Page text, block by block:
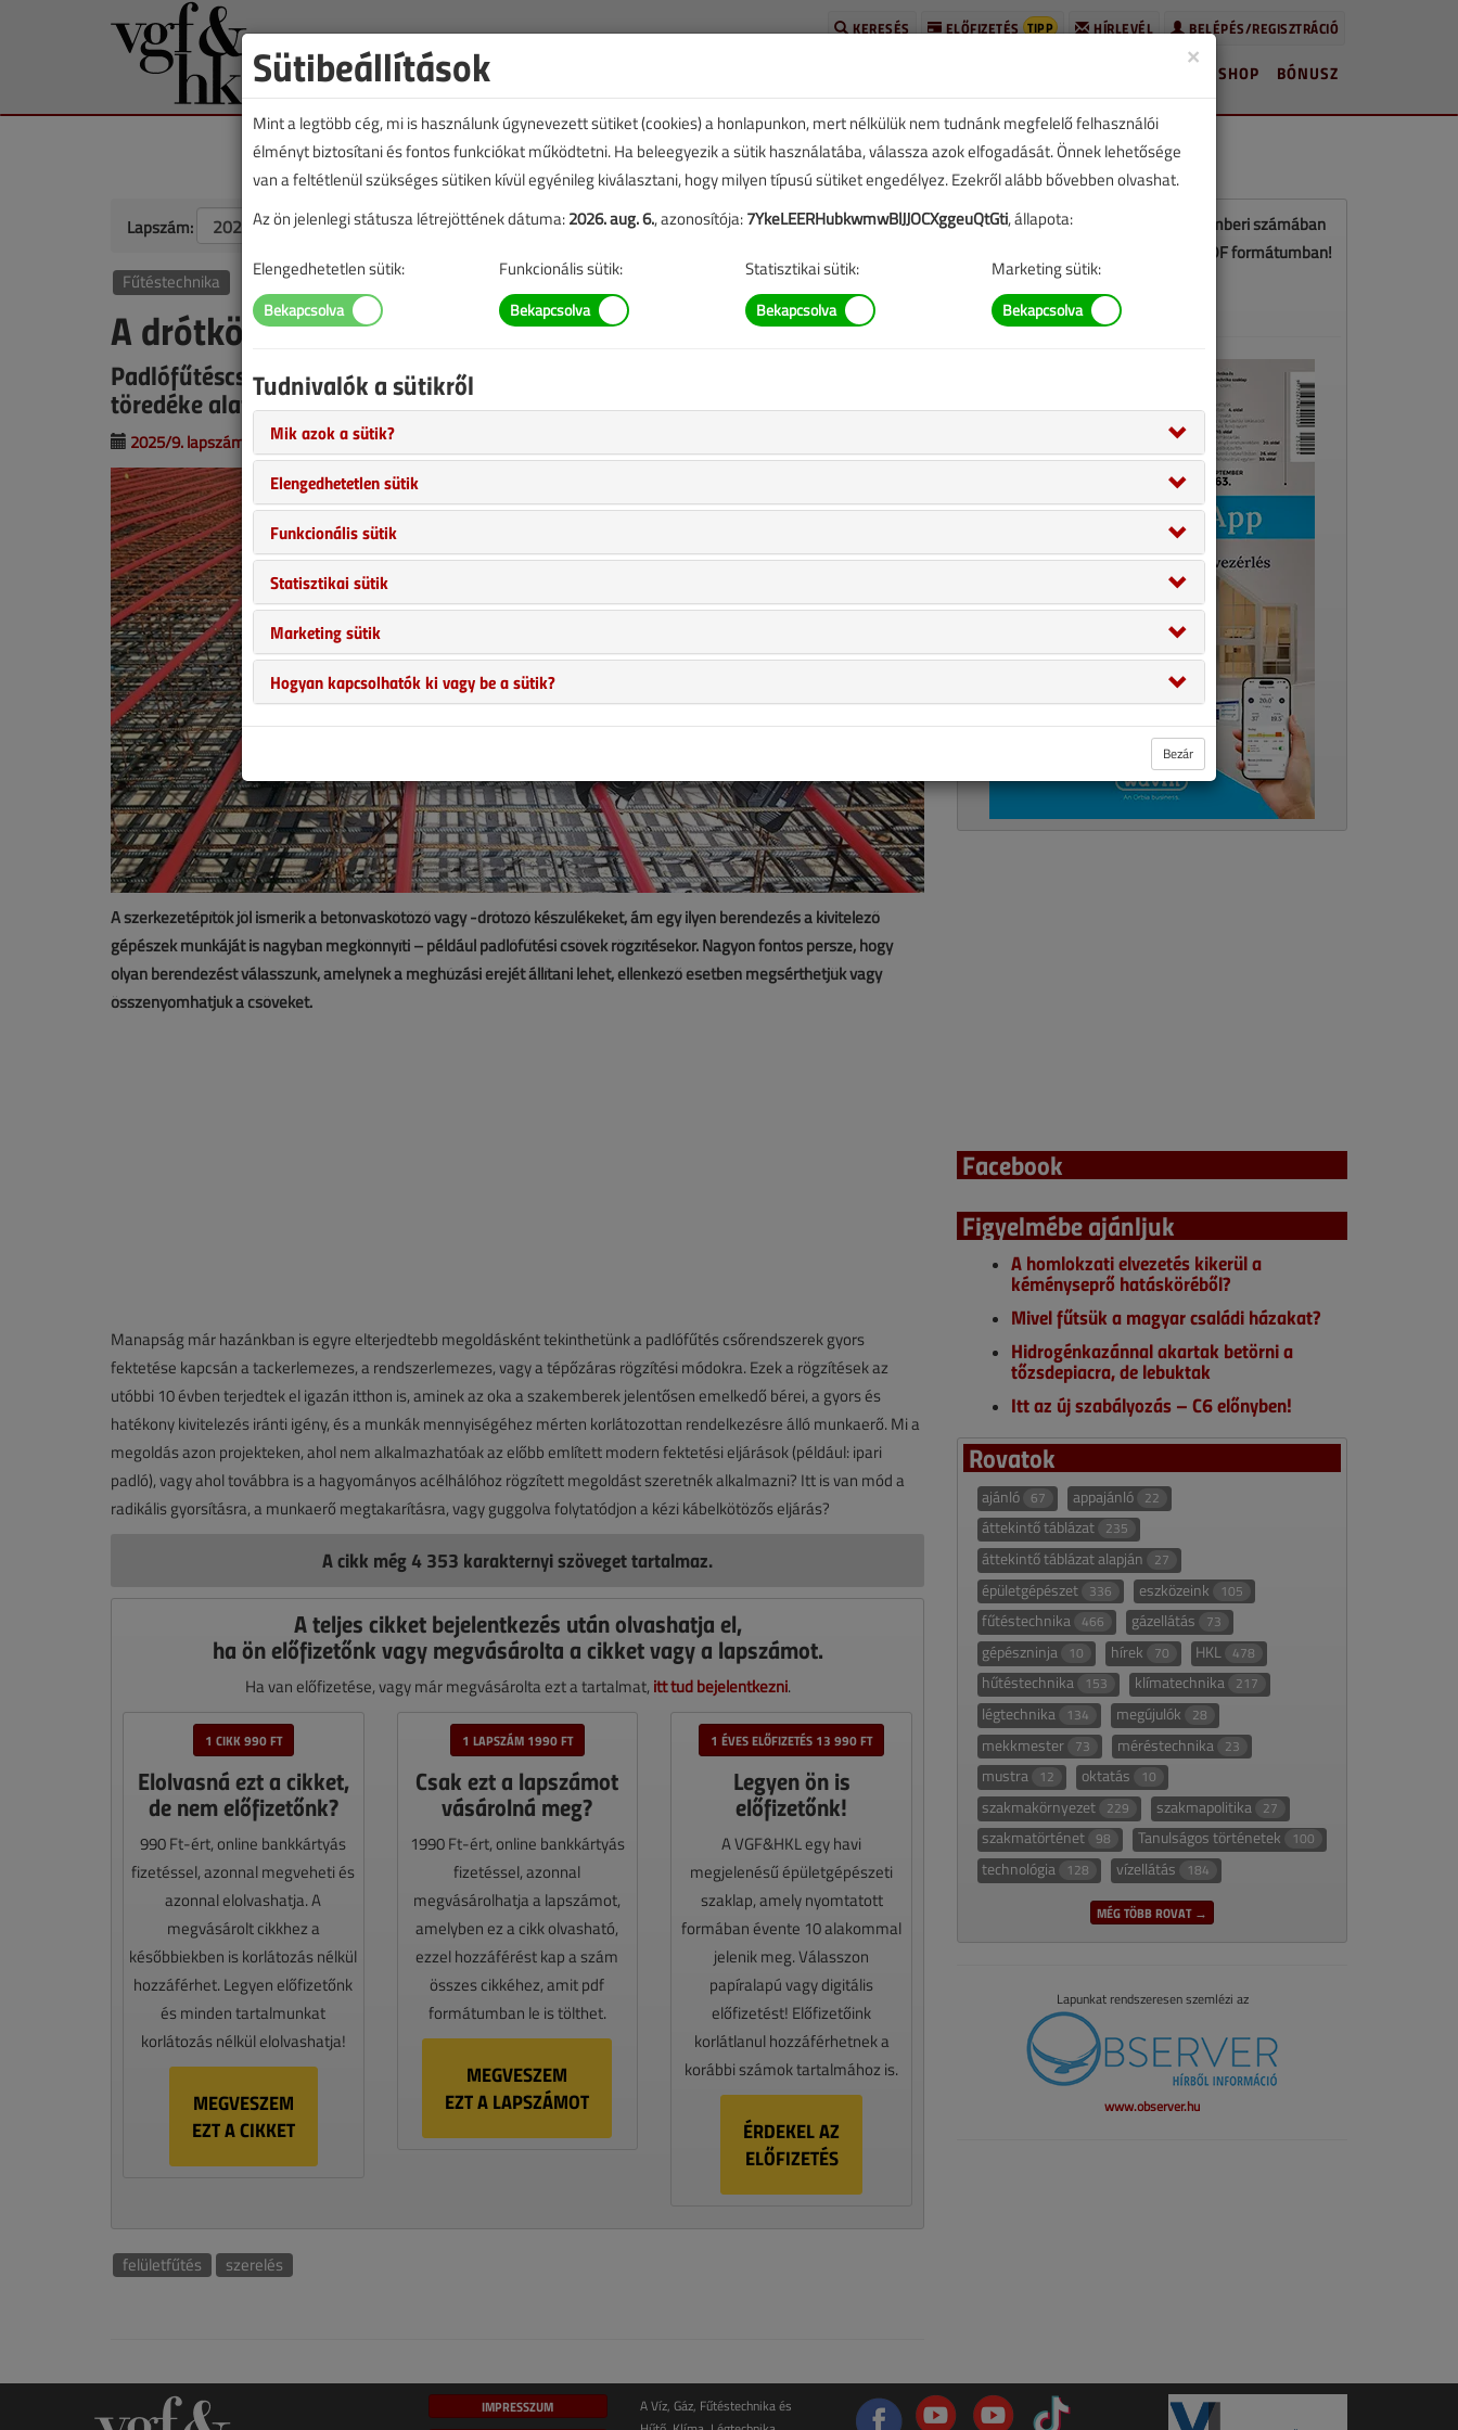
BELÉPÉS/REGISZTRÁCIÓ
HÍRLEVÉL
ELŐFIZETÉS TIPP
KERESÉS
BÓNUSZ
SHOP
Lapszám: TARTALOM
Fűtéstechnika
A drótkötözőgép használata
Padlófűtéscsövek acélhálóra rögzítése géppel, a korábbi időráfordítás
töredéke alatt
2025/9. lapszám Kaszab Gergely
A szerkezetépítők jól ismerik a betonvaskötöző vagy -drótozó készülékeket, ám egy ilyen berendezés a kivitelező
gépészek munkáját is nagyban megkönnyíti – például padlófűtési csövek rögzítésekor. Nagyon fontos persze, hogy
olyan berendezést válasszunk, amelynek a meghúzási erejét állítani lehet, ellenkező esetben megsérthetjük vagy
összenyomhatjuk a csöveket.
Manapság már hazánkban is egyre elterjedtebb megoldásként tekinthetünk a padlófűtés csőrendszerek gyors
fektetése kapcsán a tackerlemezes, a rendszerlemezes, vagy a tépőzáras rögzítési módokra. Ezek a rögzítések az
utóbbi 10 évben terjedtek el igazán itthon is, aminek az oka a szakemberek jelentősen emelkedő bérei, a gyors és
hatékony kivitelezés iránti igény, és a munkák mennyiségéhez mérten korlátozottan rendelkezésre álló munkaerő. Mi a
megoldás azon projekteken, ahol nem alkalmazhatóak az előbb említett modern fektetési eljárások (például: ipari
padló), vagy ahol továbbra is a hagyományos acélhálóhoz rögzített megoldást szeretnék alkalmazni? Itt is van mód a
radikális gyorsításra, a munkaerő megtakarításra, vagy guggolva folytatódjon a kézi kábelkötözős eljárás?
A cikk még 4 353 karakternyi szöveget tartalmaz.
A teljes cikket bejelentkezés után olvashatja el,
ha ön előfizetőnk vagy megvásárolta a cikket vagy a lapszámot.
Ha van előfizetése, vagy már megvásárolta ezt a tartalmat, itt tud bejelentkezni.
1 CIKK 990 FT
Elolvasná ezt a cikket,
de nem előfizetőnk?
990 Ft-ért, online bankkártyás
fizetéssel, azonnal megveheti és
azonnal elolvashatja. A
megvásárolt cikkhez a
későbbiekben is korlátozás nélkül
hozzáférhet. Legyen előfizetőnk
és minden tartalmunkat
korlátozás nélkül elolvashatja!
MEGVESZEM
EZT A CIKKET
1 LAPSZÁM 1990 FT
Csak ezt a lapszámot
vásárolná meg?
1990 Ft-ért, online bankkártyás
fizetéssel, azonnal
megvásárolhatja a lapszámot,
amelyben ez a cikk olvasható,
ezzel hozzáférést kap a szám
összes cikkéhez, amit pdf
formátumban le is tölthet.
MEGVESZEM
EZT A LAPSZÁMOT
1 ÉVES ELŐFIZETÉS 13 990 FT
Legyen ön is
előfizetőnk!
A VGF&HKL egy havi
megjelenésű épületgépészeti
szaklap, amely nyomtatott
formában évente 10 alakommal
jelenik meg. Válasszon
papíralapú vagy digitális
előfizetést! Előfizetőink
korlátlanul hozzáférhetnek a
korábbi számok tartalmához is.
ÉRDEKEL AZ
ELŐFIZETÉS
felületfűtés szerelés
Ez a cikk a VGF&HKL 2025. szeptemberi számában
jelent meg. Töltse le a lapszámot PDF formátumban!
Facebook
Figyelmébe ajánljuk
A homlokzati elvezetés kikerül a
kéményseprő hatásköréből?
Mivel fűtsük a magyar családi házakat?
Hidrogénkazánnal akartak betörni a
tőzsdepiacra, de lebuktak
Itt az új szabályozás – C6 előnyben!
Rovatok
ajánló 67 appajánló 22
áttekintő táblázat 235
áttekintő táblázat alapján 27
épületgépészet 336 eszközeink 105
fűtéstechnika 466 gázellátás 73
gépészninja 10 hírek 70 HKL 478
hűtéstechnika 153 klímatechnika 217
légtechnika 134 megújulók 28
mekkmester 73 méréstechnika 23
mustra 12 oktatás 10
szakmakörnyezet 229 szakmapolitika 27
szakmatörténet 98 Tanulságos történetek 100
technológia 128 vízellátás 184
MÉG TÖBB ROVAT →
Lapunkat rendszeresen szemlézi az
www.observer.hu
IMPRESSZUM
A Víz, Gáz, Fűtéstechnika és
×
Sütibeállítások
Mint a legtöbb cég, mi is használunk úgynevezett sütiket (cookies) a honlapunkon, mert nélkülük nem tudnánk megfelelő felhasználói
élményt biztosítani és fontos funkciókat működtetni. Ha beleegyezik a sütik használatába, válassza azok elfogadását. Önnek lehetősége
van a feltétlenül szükséges sütiken kívül egyénileg kiválasztani, hogy milyen típusú sütiket engedélyez. Ezekről alább bővebben olvashat.
Az ön jelenlegi státusza létrejöttének dátuma:2026. aug. 6., azonosítója:7YkeLEERHubkwmwBlJJOCXggeuQtGti, állapota:
Elengedhetetlen sütik: Funkcionális sütik: Statisztikai sütik: Marketing sütik:
Tudnivalók a sütikről
Mik azok a sütik?
Elengedhetetlen sütik
Funkcionális sütik
Statisztikai sütik
Marketing sütik
Hogyan kapcsolhatók ki vagy be a sütik?
Bezár